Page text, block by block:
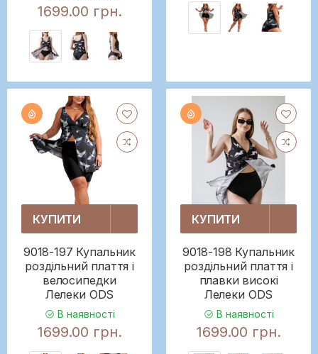
1699.00 грн.
КУПИТИ
9018-197 Купальник
роздільний плаття і
велосипедки
Лелеки ODS
В наявності
1699.00 грн.
КУПИТИ
9018-198 Купальник
роздільний плаття і
плавки високі
Лелеки ODS
В наявності
1699.00 грн.